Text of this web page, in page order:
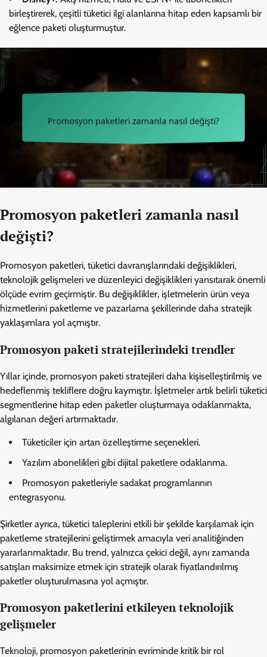
birleştirerek, çeşitli tüketici ilgi alanlarına hitap eden kapsamlı bir
eğlence paketi oluşturmuştur.
Promosyon paketleri zamanla nasıl
değişti?
Promosyon paketleri, tüketici davranışlarındaki değişiklikleri,
teknolojik gelişmeleri ve düzenleyici değişiklikleri yansıtarak önemli
ölçüde evrim geçirmiştir. Bu değişiklikler, işletmelerin ürün veya
hizmetlerini paketleme ve pazarlama şekillerinde daha stratejik
yaklaşımlara yol açmıştır.
Promosyon paketi stratejilerindeki trendler
Yıllar içinde, promosyon paketi stratejileri daha kişiselleştirilmiş ve
hedeflenmiş tekliflere doğru kaymıştır. İşletmeler artık belirli tüketici
segmentlerine hitap eden paketler oluşturmaya odaklanmakta,
algılanan değeri artırmaktadır.
Tüketiciler için artan özelleştirme seçenekleri.
Yazılım abonelikleri gibi dijital paketlere odaklanma.
Promosyon paketleriyle sadakat programlarının
entegrasyonu.
Şirketler ayrıca, tüketici taleplerini etkili bir şekilde karşılamak için
paketleme stratejilerini geliştirmek amacıyla veri analitiğinden
yararlanmaktadır. Bu trend, yalnızca çekici değil, aynı zamanda
satışları maksimize etmek için stratejik olarak fiyatlandırılmış
paketler oluşturulmasına yol açmıştır.
Promosyon paketlerini etkileyen teknolojik
gelişmeler
Teknoloji, promosyon paketlerinin evriminde kritik bir rol